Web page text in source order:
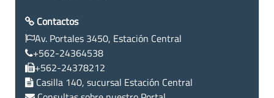
Contactos
Av. Portales 3450, Estación Central
+562-24364538
+562-24378212
Casilla 140, sucursal Estación Central